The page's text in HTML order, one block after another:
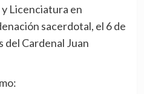
Licenciatura en
sacerdotal, el 6 de
del Cardenal Juan